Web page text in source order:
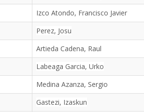
Izco Atondo, Francisco Javier
Perez, Josu
Artieda Cadena, Raul
Labeaga Garcia, Urko
Medina Azanza, Sergio
Gastezi, Izaskun